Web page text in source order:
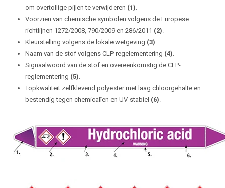
om overtollige pijlen te verwijderen (1).
Voorzien van chemische symbolen volgens de Europese
richtlijnen 1272/2008, 790/2009 en 286/2011 (2).
Kleurstelling volgens de lokale wetgeving (3).
Naam van de stof volgens CLP-regelementering (4).
Signaalwoord van de stof en overeenkomstig de CLP-
reglementering (5).
Topkwaliteit zelfklevend polyester met laag chloorgehalte en
bestendig tegen chemicalïen en UV-stabiel (6).